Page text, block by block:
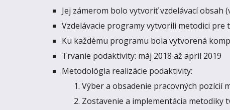
Jej zámerom bolo vytvoriť vzdelávací obsah
Vzdelávacie programy vytvorili metodici
Ku každému programu bola vytvorená
Trvanie podaktivity: máj 2018 až apríl 2019
Metodológia realizácie podaktivity:
Výber a obsadenie pracovných pozícií
Zostavenie a implementácia metodiky